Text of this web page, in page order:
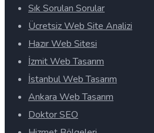
Sık Sorulan Sorular
Ücretsiz Web Site Analizi
Hazır Web Sitesi
İzmit Web Tasarım
İstanbul Web Tasarım
Ankara Web Tasarım
Doktor SEO